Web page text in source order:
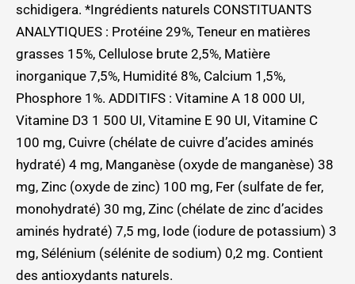
schidigera. *Ingrédients naturels CONSTITUANTS
ANALYTIQUES : Protéine 29%, Teneur en matières
grasses 15%, Cellulose brute 2,5%, Matière
inorganique 7,5%, Humidité 8%, Calcium 1,5%,
Phosphore 1%. ADDITIFS : Vitamine A 18 000 UI,
Vitamine D3 1 500 UI, Vitamine E 90 UI, Vitamine C
100 mg, Cuivre (chélate de cuivre d’acides aminés
hydraté) 4 mg, Manganèse (oxyde de manganèse) 38
mg, Zinc (oxyde de zinc) 100 mg, Fer (sulfate de fer,
monohydraté) 30 mg, Zinc (chélate de zinc d’acides
aminés hydraté) 7,5 mg, Iode (iodure de potassium) 3
mg, Sélénium (sélénite de sodium) 0,2 mg. Contient
des antioxydants naturels.